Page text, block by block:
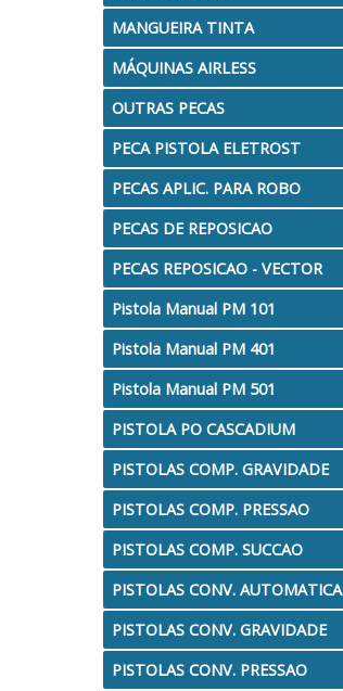
MANGUEIRA TINTA
MÁQUINAS AIRLESS
OUTRAS PECAS
PECA PISTOLA ELETROST
PECAS APLIC. PARA ROBO
PECAS DE REPOSICAO
PECAS REPOSICAO - VECTOR
Pistola Manual PM 101
Pistola Manual PM 401
Pistola Manual PM 501
PISTOLA PO CASCADIUM
PISTOLAS COMP. GRAVIDADE
PISTOLAS COMP. PRESSAO
PISTOLAS COMP. SUCCAO
PISTOLAS CONV. AUTOMATICA
PISTOLAS CONV. GRAVIDADE
PISTOLAS CONV. PRESSAO